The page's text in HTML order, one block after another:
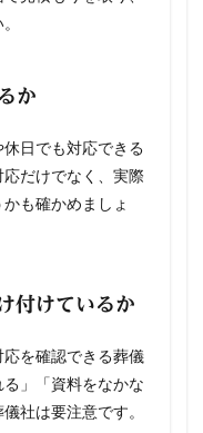
か
日でも対応できる
だけでなく、実際
も確かめましょ
付けているか
を確認できる葬儀
」「資料をなかな
社は要注意です。